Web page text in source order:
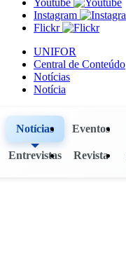
Instagram
Flickr
UNIFOR
Central de Conteúdo
Notícias
Notícia
Notícias Eventos
Entrevistas Revista